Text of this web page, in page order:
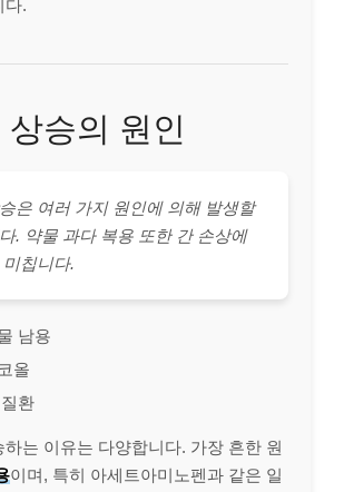
다.
상승의 원인
은 여러 가지 원인에 의해 발생할
. 약물 과다 복용 또한 간 손상에
칩니다.
남용
올
환
하는 이유는 다양합니다. 가장 흔한 원
이며, 특히 아세트아미노펜과 같은 일